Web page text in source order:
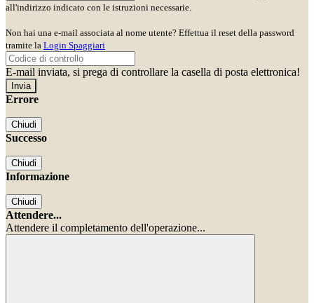
all'indirizzo indicato con le istruzioni necessarie.
Non hai una e-mail associata al nome utente? Effettua il reset della password
tramite la Login Spaggiari
E-mail inviata, si prega di controllare la casella di posta elettronica!
Errore
Chiudi
Successo
Chiudi
Informazione
Chiudi
Attendere...
Attendere il completamento dell'operazione...